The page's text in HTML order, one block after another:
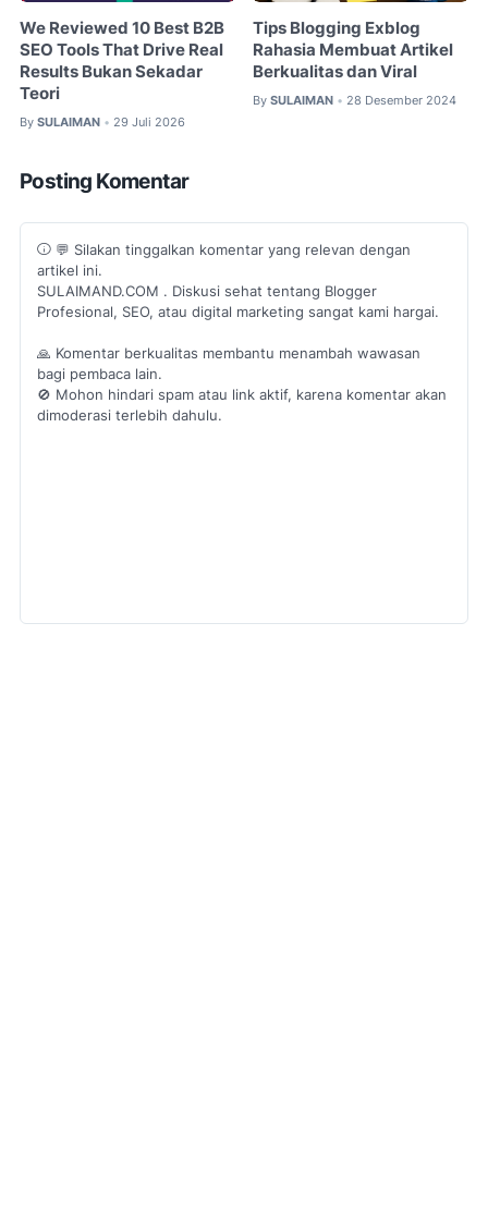
We Reviewed 10 Best B2B
SEO Tools That Drive Real
Results Bukan Sekadar
Teori
By SULAIMAN • 29 Juli 2026
Tips Blogging Exblog
Rahasia Membuat Artikel
Berkualitas dan Viral
By SULAIMAN • 28 Desember 2024
Posting Komentar
💬 Silakan tinggalkan komentar yang relevan dengan
artikel ini.
SULAIMAND.COM . Diskusi sehat tentang Blogger
Profesional, SEO, atau digital marketing sangat kami hargai.
🙏 Komentar berkualitas membantu menambah wawasan
bagi pembaca lain.
🚫 Mohon hindari spam atau link aktif, karena komentar akan
dimoderasi terlebih dahulu.